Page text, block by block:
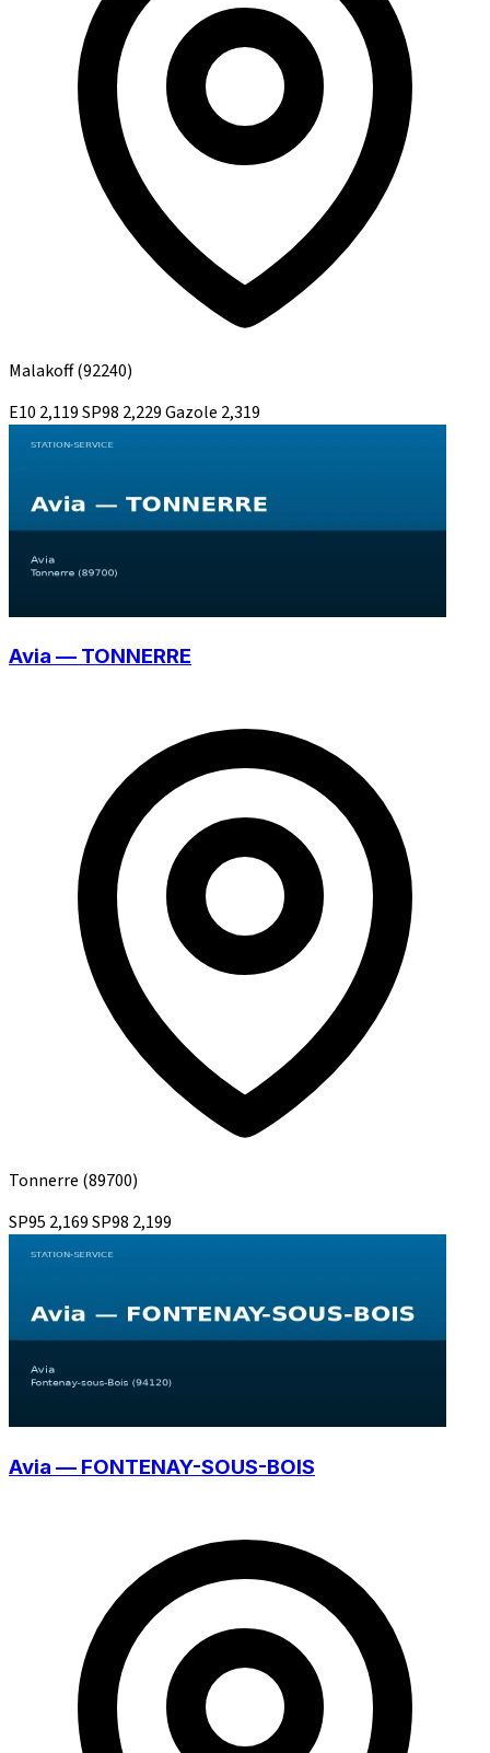
Malakoff(92240)
E10 2,119SP98 2,229Gazole 2,319
Avia — TONNERRE
Tonnerre (89700)
SP95 2,169SP98 2,199
Avia — FONTENAY-SOUS-BOIS